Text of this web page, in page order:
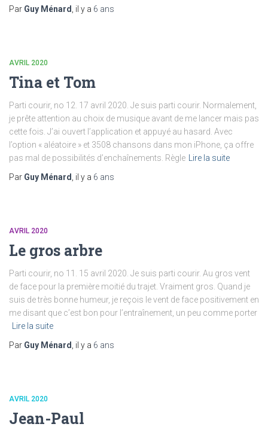
Par Guy Ménard , il y a 6 ans
AVRIL 2020
Tina et Tom
Parti courir, no 12. 17 avril 2020. Je suis parti courir. Normalement,
je prête attention au choix de musique avant de me lancer mais pas
cette fois. J’ai ouvert l’application et appuyé au hasard. Avec
l’option « aléatoire » et 3508 chansons dans mon iPhone, ça offre
pas mal de possibilités d’enchaînements. Règle
Lire la suite
Par Guy Ménard , il y a 6 ans
AVRIL 2020
Le gros arbre
Parti courir, no 11. 15 avril 2020. Je suis parti courir. Au gros vent
de face pour la première moitié du trajet. Vraiment gros. Quand je
suis de très bonne humeur, je reçois le vent de face positivement en
me disant que c’est bon pour l’entraînement, un peu comme porter
Lire la suite
Par Guy Ménard , il y a 6 ans
AVRIL 2020
Jean-Paul